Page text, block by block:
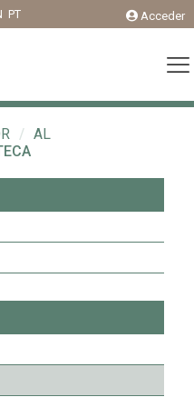
PT Acceder
/ AL